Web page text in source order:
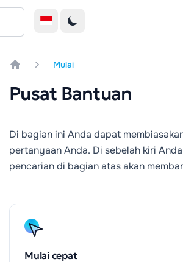
Mulai
Pusat Bantuan
Di bagian ini Anda dapat
pertanyaan Anda. Di sebelah kiri
pencarian di bagian atas akan
Mulai cepat